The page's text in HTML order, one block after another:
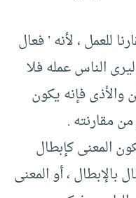
للعمل ، لأنه ’ فعال
الناس عمله فلا
والأذى فإنه يكون
مقارنته .
المعنى كإبطال
بالإبطال ، أو المعنى